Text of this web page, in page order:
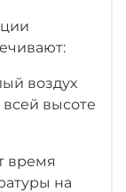
воздух
высоте
время
на